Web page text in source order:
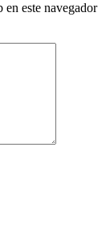
este navegador